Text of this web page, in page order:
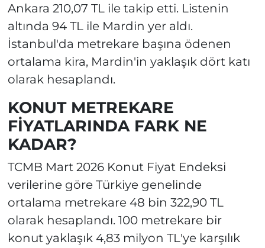
Ankara 210,07 TL ile takip etti. Listenin
altında 94 TL ile Mardin yer aldı.
İstanbul'da metrekare başına ödenen
ortalama kira, Mardin'in yaklaşık dört katı
olarak hesaplandı.
KONUT METREKARE
FİYATLARINDA FARK NE
KADAR?
TCMB Mart 2026 Konut Fiyat Endeksi
verilerine göre Türkiye genelinde
ortalama metrekare 48 bin 322,90 TL
olarak hesaplandı. 100 metrekare bir
konut yaklaşık 4,83 milyon TL'ye karşılık